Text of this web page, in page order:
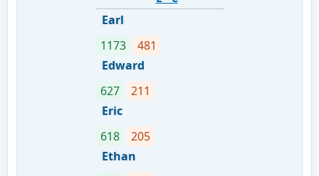
Earl
1173
481
Edward
627
211
Eric
618
205
Ethan